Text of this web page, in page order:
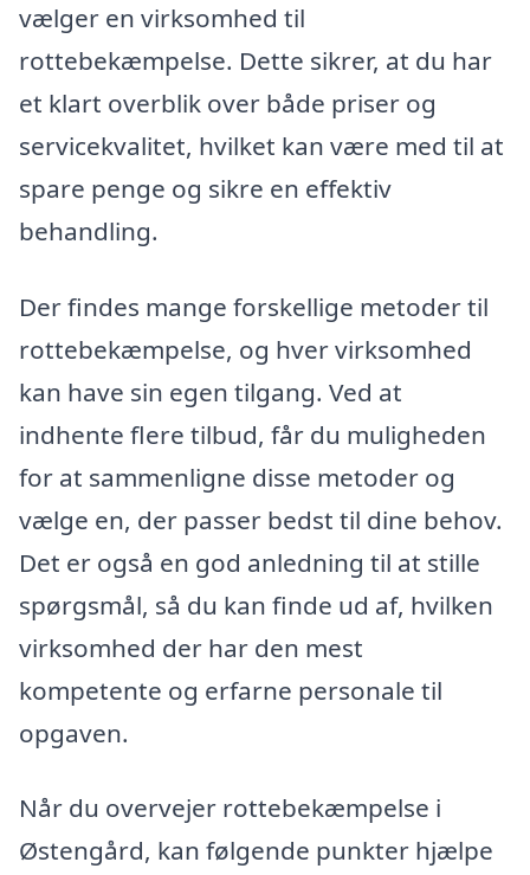
vælger en virksomhed til
rottebekæmpelse. Dette sikrer, at du har
et klart overblik over både priser og
servicekvalitet, hvilket kan være med til at
spare penge og sikre en effektiv
behandling.
Der findes mange forskellige metoder til
rottebekæmpelse, og hver virksomhed
kan have sin egen tilgang. Ved at
indhente flere tilbud, får du muligheden
for at sammenligne disse metoder og
vælge en, der passer bedst til dine behov.
Det er også en god anledning til at stille
spørgsmål, så du kan finde ud af, hvilken
virksomhed der har den mest
kompetente og erfarne personale til
opgaven.
Når du overvejer rottebekæmpelse i
Østengård, kan følgende punkter hjælpe